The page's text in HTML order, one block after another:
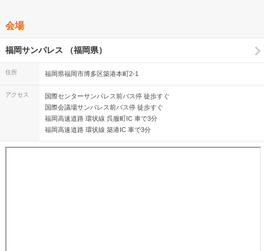
会場
福岡サンパレス （福岡県）
住所 福岡県福岡市博多区築港本町2-1
アクセス
国際センターサンパレス前バス停 徒歩すぐ
国際会議場サンパレス前バス停 徒歩すぐ
福岡高速道路 環状線 呉服町IC 車で3分
福岡高速道路 環状線 築港IC 車で3分